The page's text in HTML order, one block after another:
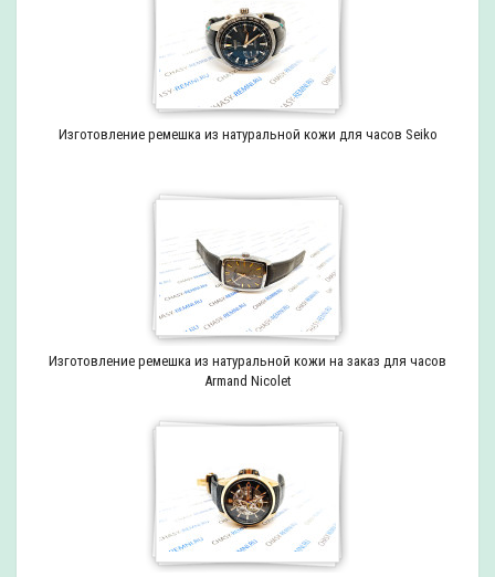
Изготовление ремешка из натуральной кожи для часов Seiko
Изготовление ремешка из натуральной кожи на заказ для часов
Armand Nicolet